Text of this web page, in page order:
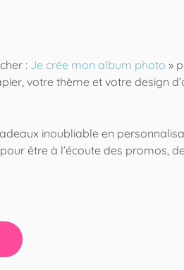
: Je crée mon album photo »
votre thème et votre design
inoubliable en
être à l’écoute des promos,